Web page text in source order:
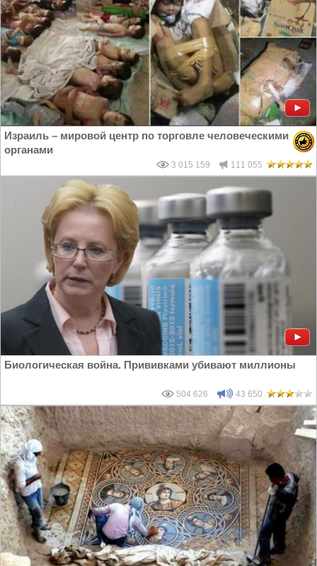
Израиль – мировой центр по торговле человеческими
органами
3 015 159 111 055
Биологическая война. Прививками убивают миллионы
504 626 43 650